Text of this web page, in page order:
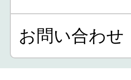
お問い合わせ